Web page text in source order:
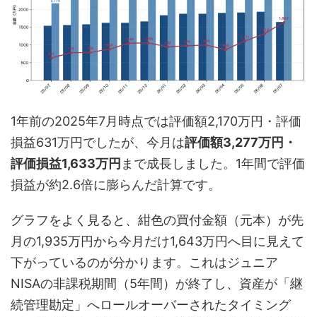
1年前の2025年7月時点では評価額2,170万円・評価
損益631万円でしたが、今月は評価額3,277万円・
評価損益1,633万円 まで成長しました。1年間で評価
損益が約2.6倍に膨らんだ計算です。
グラフをよく見ると、紺色の買付金額（元本）が先
月の1,935万円から今月だけ1,643万円へ目に見えて
下がっているのが分かります。これはジュニア
NISAの非課税期間（5年間）が終了し、資産が「継
続管理勘定」へロールオーバーされたタイミング